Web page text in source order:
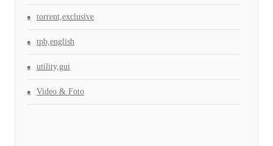
torrent,exclusive
tpb,english
utility,gui
Video & Foto